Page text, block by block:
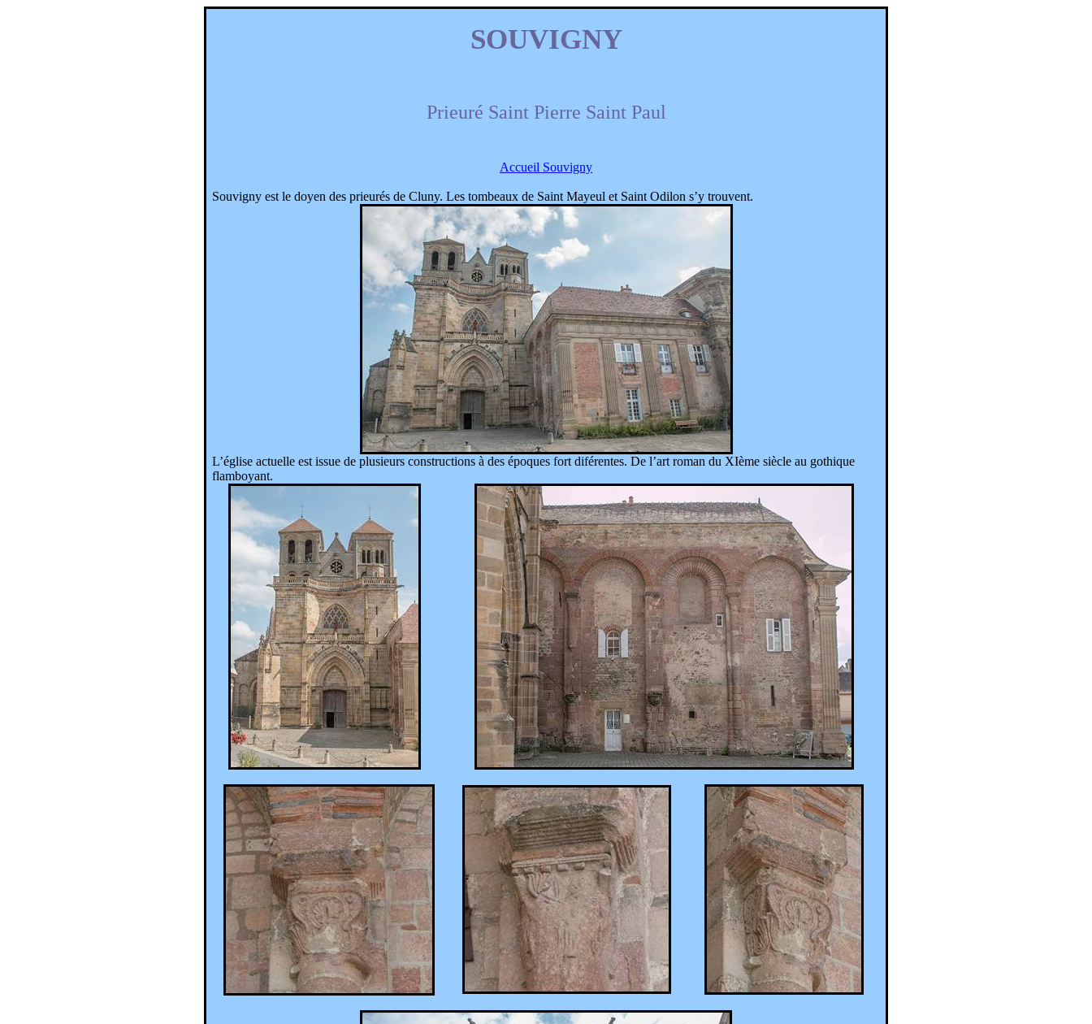
SOUVIGNY
Prieuré Saint Pierre Saint Paul
Accueil Souvigny
Souvigny est le doyen des prieurés de Cluny. Les tombeaux de Saint Mayeul et Saint Odilon s’y trouvent.
L’église actuelle est issue de plusieurs constructions à des époquesfort diférentes. De l’art roman du XIème siècle au gothique
flamboyant.